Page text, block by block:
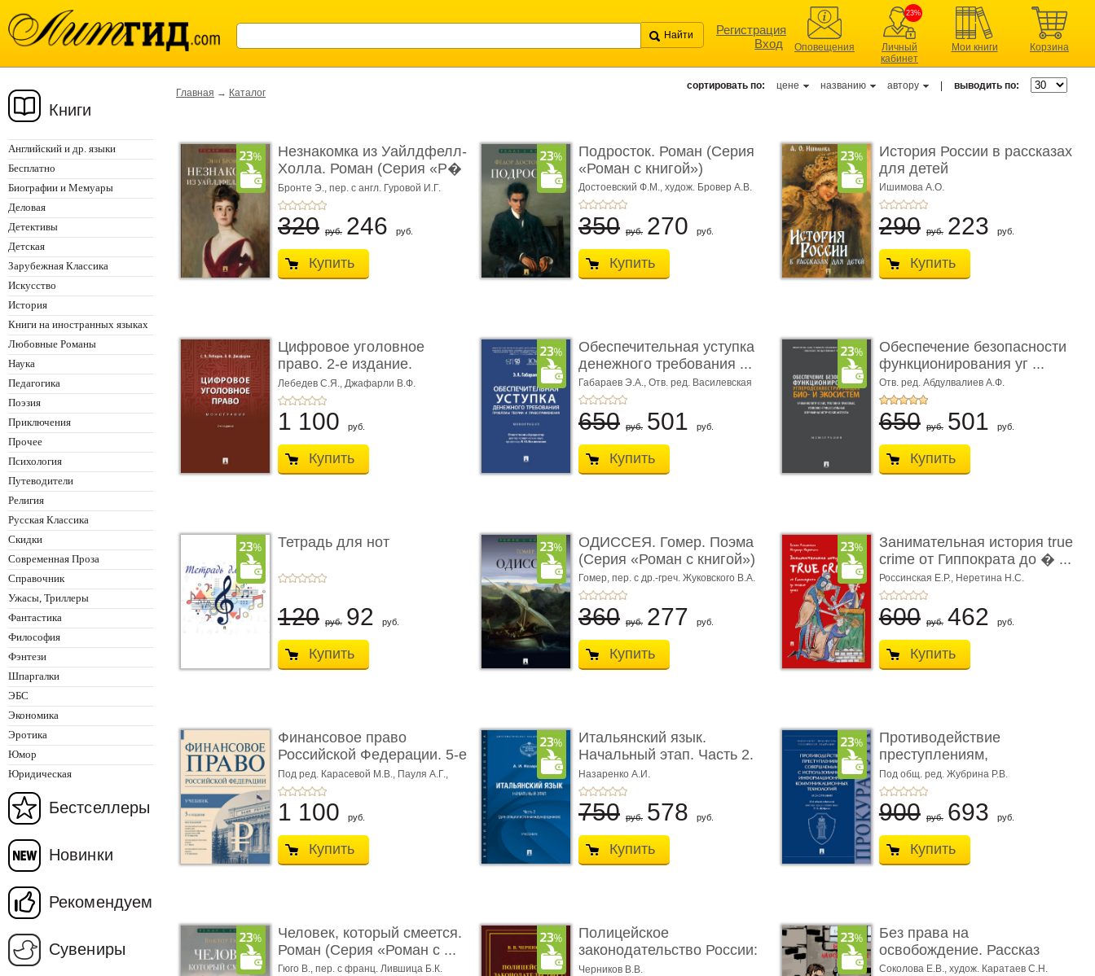
Регистрация
Вход
Оповещения
23%
Личный
кабинет
Мои книги Корзина
Книги
Английский и др. языки
Бесплатно
Биографии и Мемуары
Деловая
Детективы
Детская
Зарубежная Классика
Искусство
История
Книги на иностранных языках
Любовные Романы
Наука
Педагогика
Поэзия
Приключения
Прочее
Психология
Путеводители
Религия
Русская Классика
Скидки
Современная Проза
Справочник
Ужасы, Триллеры
Фантастика
Философия
Фэнтези
Шпаргалки
ЭБС
Экономика
Эротика
Юмор
Юридическая
Бестселлеры
Новинки
Рекомендуем
Сувениры
Главная → Каталог
сортировать по: цене названию автору выводить по:
Незнакомка из Уайлдфелл-
Холла. Роман (Серия «Р�
...
Бронте Э., пер. с англ. Гуровой И.Г.
320 руб. 246 руб.
Купить
Подросток. Роман (Серия
«Роман с книгой»)
Достоевский Ф.М., худож. Бровер А.В.
350 руб. 270 руб.
Купить
История России в рассказах
для детей
Ишимова А.О.
290 руб. 223 руб.
Купить
Цифровое уголовное
право. 2-е издание.
Монограф ...
Лебедев С.Я., Джафарли В.Ф.
1 100 руб.
Купить
Обеспечительная уступка
денежного требования ...
Габараев Э.А., Отв. ред. Василевская
Л.Ю.,вступ. сл. Каретина М.Г.
650 руб. 501 руб.
Купить
Обеспечение безопасности
функционирования уг ...
Отв. ред. Абдулвалиев А.Ф.
650 руб. 501 руб.
Купить
Тетрадь для нот
120 руб. 92 руб.
Купить
ОДИССЕЯ. Гомер. Поэма
(Серия «Роман с книгой»)
Гомер, пер. с др.-греч. Жуковского В.А.
360 руб. 277 руб.
Купить
Занимательная история true
crime от Гиппократа до � ...
Россинская Е.Р., Неретина Н.С.
600 руб. 462 руб.
Купить
Финансовое право
Российской Федерации. 5-е
изд� ...
Под ред. Карасевой М.В., Пауля А.Г.,
Красюкова А.В.
1 100 руб.
Купить
Итальянский язык.
Начальный этап. Часть 2.
Учеб� ...
Назаренко А.И.
750 руб. 578 руб.
Купить
Противодействие
преступлениям,
совершаемым с ...
Под общ. ред. Жубрина Р.В.
900 руб. 693 руб.
Купить
Человек, который смеется.
Роман (Серия «Роман с ...
Гюго В., пер. с франц. Лившица Б.К.
Полицейское
законодательство России:
вчера, с� ...
Черников В.В.
Без права на
освобождение. Рассказ
Соколова Е.В., худож. Каратаев С.Н.